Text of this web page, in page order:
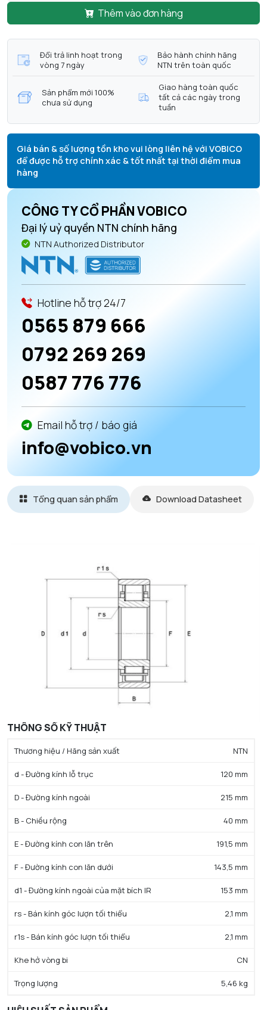
Thêm vào đơn hàng
Đổi trả linh hoạt trong
vòng 7 ngày
Bảo hành chính hãng
NTN trên toàn quốc
Sản phẩm mới 100%
chưa sử dụng
Giao hàng toàn quốc
tất cả các ngày trong
tuần
Giá bán & số lượng tồn kho vui lòng liên hệ với VOBICO
để được hỗ trợ chính xác & tốt nhất tại thời điểm mua
hàng
CÔNG TY CỔ PHẦN VOBICO
Đại lý uỷ quyền NTN chính hãng
NTN Authorized Distributor
Hotline hỗ trợ 24/7
0565 879 666
0792 269 269
0587 776 776
Email hỗ trợ / báo giá
info@vobico.vn
Tổng quan sản phẩm Download Datasheet
THÔNG SỐ KỸ THUẬT
Thương hiệu / Hãng sản xuất NTN
d - Đường kính lỗ trục 120 mm
D - Đường kính ngoài 215 mm
B - Chiều rộng 40 mm
E - Đường kính con lăn trên 191,5 mm
F - Đường kính con lăn dưới 143,5 mm
d1 - Đường kính ngoài của mặt bích IR 153 mm
rs - Bán kính góc lượn tối thiểu 2,1 mm
r1s - Bán kính góc lượn tối thiểu 2,1 mm
Khe hở vòng bi CN
Trọng lượng 5,46 kg